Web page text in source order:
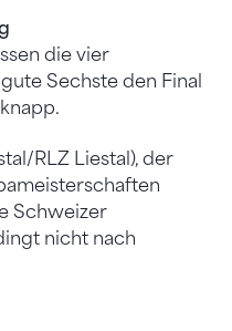
die vier
Sechste den Final
RLZ Liestal), der
Schweizer
nicht nach